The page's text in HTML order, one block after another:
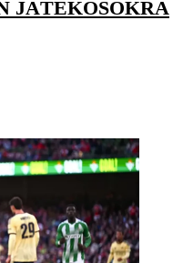
JÁTÉKOSOKRA